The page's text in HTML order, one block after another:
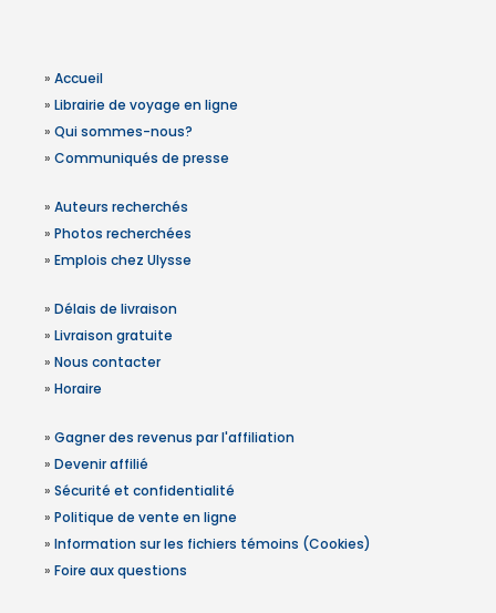
» Accueil
» Librairie de voyage en ligne
» Qui sommes-nous?
» Communiqués de presse
» Auteurs recherchés
» Photos recherchées
» Emplois chez Ulysse
» Délais de livraison
» Livraison gratuite
» Nous contacter
» Horaire
» Gagner des revenus par l'affiliation
» Devenir affilié
» Sécurité et confidentialité
» Politique de vente en ligne
» Information sur les fichiers témoins (Cookies)
» Foire aux questions